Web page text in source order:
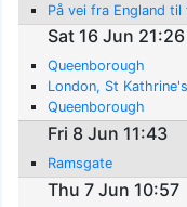
På vei fra England
Sat 16 Jun 21:26
Queenborough
London, St
Queenborough
Fri 8 Jun 11:43
Ramsgate
Thu 7 Jun 10:57